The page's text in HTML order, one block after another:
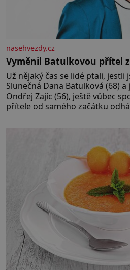
nasehvezdy.cz
Vyměnil Batulkovou přítel
Už nějaký čas se lidé ptali, jestli
Slunečná Dana Batulková (68)
Ondřej Zajíc (56), ještě vůbec spolu. Herečka od
přítele od samého začátku